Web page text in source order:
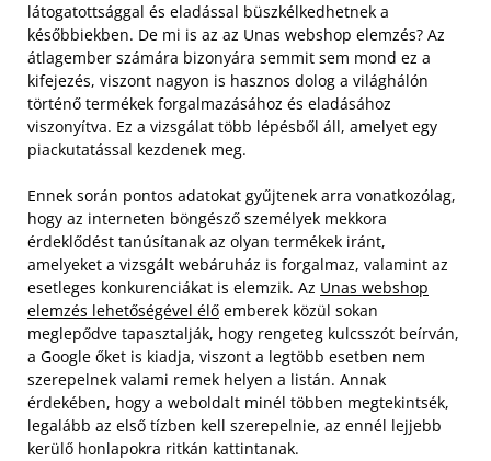
látogatottsággal és eladással büszkélkedhetnek a
későbbiekben. De mi is az az Unas webshop elemzés? Az
átlagember számára bizonyára semmit sem mond ez a
kifejezés, viszont nagyon is hasznos dolog a világhálón
történő termékek forgalmazásához és eladásához
viszonyítva. Ez a vizsgálat több lépésből áll, amelyet egy
piackutatással kezdenek meg.
Ennek során pontos adatokat gyűjtenek arra vonatkozólag,
hogy az interneten böngésző személyek mekkora
érdeklődést tanúsítanak az olyan termékek iránt,
amelyeket a vizsgált webáruház is forgalmaz, valamint az
esetleges konkurenciákat is elemzik. Az Unas webshop
elemzés lehetőségével élő emberek közül sokan
meglepődve tapasztalják, hogy rengeteg kulcsszót beírván,
a Google őket is kiadja, viszont a legtöbb esetben nem
szerepelnek valami remek helyen a listán. Annak
érdekében, hogy a weboldalt minél többen megtekintsék,
legalább az első tízben kell szerepelnie, az ennél lejjebb
kerülő honlapokra ritkán kattintanak.